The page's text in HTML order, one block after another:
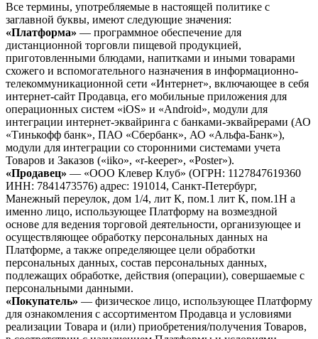
Все термины, употребляемые в настоящей политике с
заглавной буквы, имеют следующие значения:
«Платформа» — программное обеспечение для
дистанционной торговли пищевой продукцией,
приготовленными блюдами, напитками и иными товарами
схожего и вспомогательного назначения в информационно-
телекоммуникационной сети «Интернет», включающее в себя
интернет-сайт Продавца, его мобильные приложения для
операционных систем «iOS» и «Android», модули для
интеграции интернет-эквайринга с банками-эквайрерами (АО
«Тинькофф банк», ПАО «Сбербанк», АО «Альфа-Банк»),
модули для интеграции со сторонними системами учета
Товаров и Заказов («iiko», «r-keeper», «Poster»).
«Продавец» — «ООО Клевер Клуб» (ОГРН: 1127847619360
ИНН: 7841473576) адрес: 191014, Санкт-Петербург,
Манежный переулок, дом 1/4, лит К, пом.1 лит К, пом.1Н а
именно лицо, использующее Платформу на возмездной
основе для ведения торговой деятельности, организующее и
осуществляющее обработку персональных данных на
Платформе, а также определяющее цели обработки
персональных данных, состав персональных данных,
подлежащих обработке, действия (операции), совершаемые с
персональными данными.
«Покупатель» — физическое лицо, использующее Платформу
для ознакомления с ассортиментом Продавца и условиями
реализации Товара и (или) приобретения/получения Товаров,